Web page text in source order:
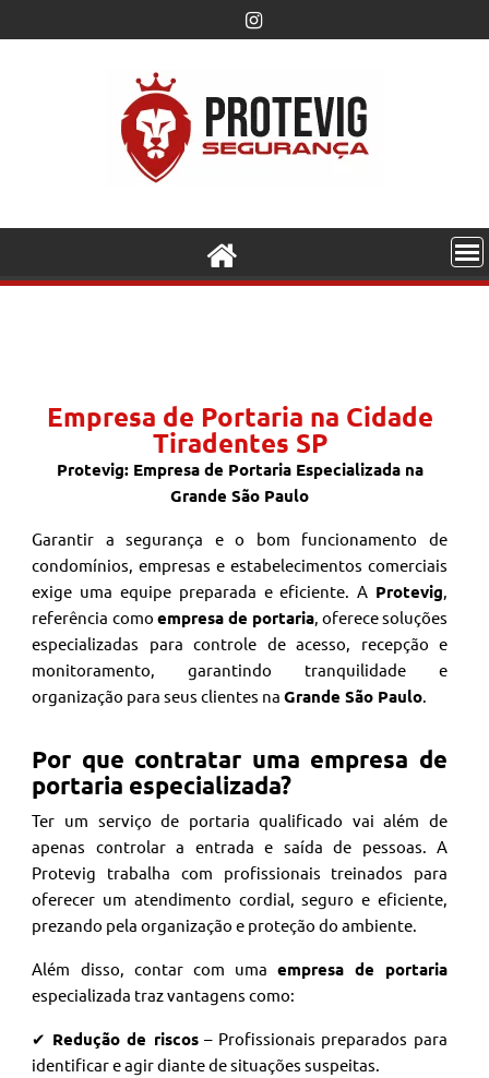
Empresa de Portaria na Cidade
Tiradentes SP
Protevig: Empresa de Portaria Especializada na
Grande São Paulo
Garantir a segurança e o bom funcionamento de
condomínios, empresas e estabelecimentos comerciais
exige uma equipe preparada e eficiente. A Protevig
referência como empresa de portaria, oferece soluções
especializadas para controle de acesso, recepção e
monitoramento, garantindo tranquilidade e
organização para seus clientes naGrande São Paulo
Por que contratar uma empresa de
portaria especializada?
Ter um serviço de portaria qualificado vai além de
apenas controlar a entrada e saída de pessoas. A
Protevig trabalha com profissionais treinados para
oferecer um atendimento cordial, seguro e eficiente,
prezando pela organização e proteção do ambiente.
Além disso, contar com uma empresa de portaria
especializada traz vantagens como:
✔ Redução de riscos– Profissionais preparados para
identificar e agir diante de situações suspeitas.